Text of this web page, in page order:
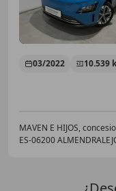
03/2022 10.539
MAVEN E HIJOS,
ES-06200